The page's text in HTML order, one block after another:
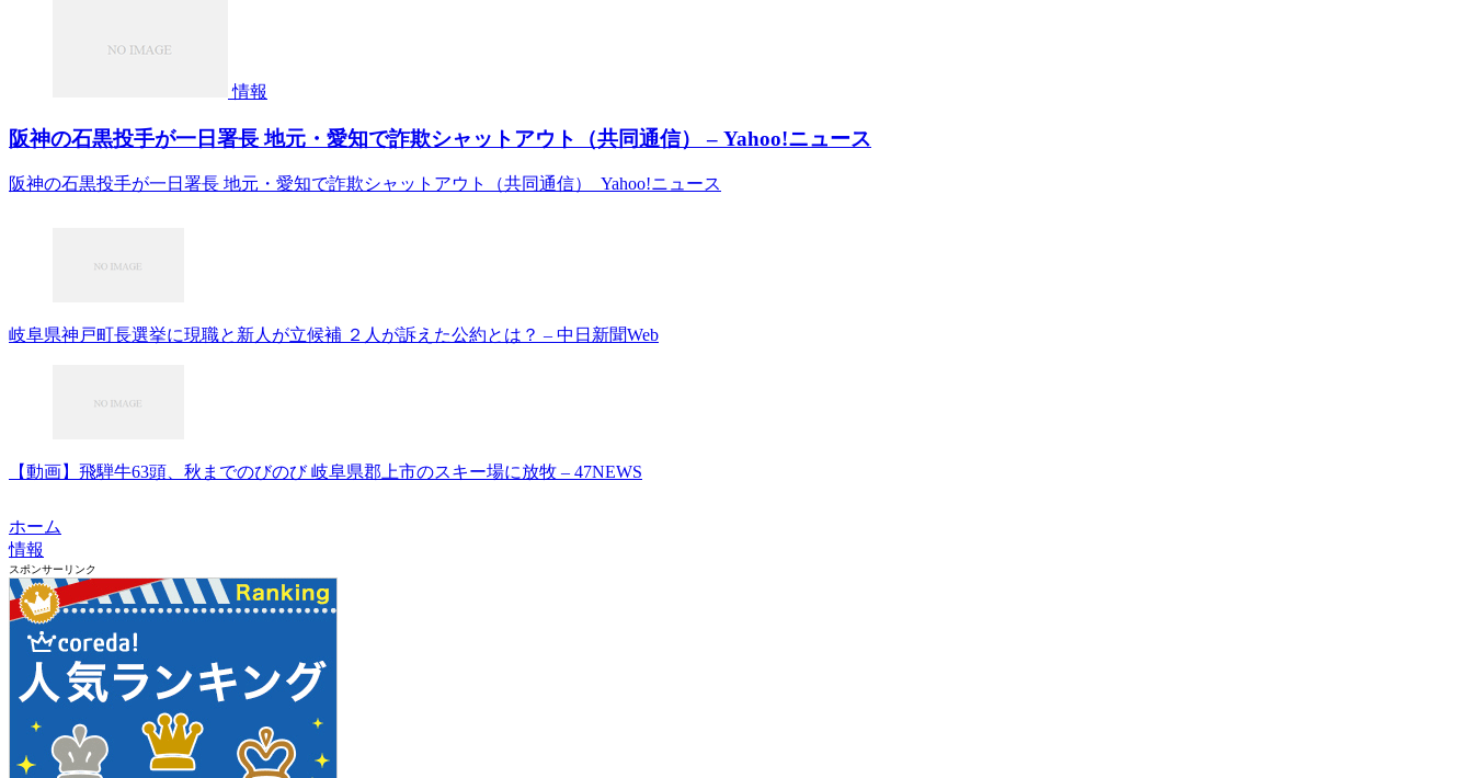
情報
阪神の石黒投手が一日署長 地元・愛知で詐欺シャットアウト（共同通信） – Yahoo!ニュース
阪神の石黒投手が一日署長 地元・愛知で詐欺シャットアウト（共同通信） Yahoo!ニュース
岐阜県神戸町長選挙に現職と新人が立候補 ２人が訴えた公約とは？ – 中日新聞Web
【動画】飛騨牛63頭、秋までのびのび 岐阜県郡上市のスキー場に放牧 – 47NEWS
ホーム
情報
スポンサーリンク